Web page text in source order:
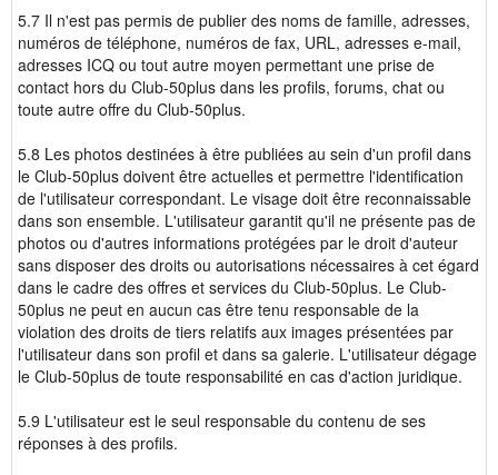
5.7 Il n'est pas permis de publier des noms de famille, adresses,
numéros de téléphone, numéros de fax, URL, adresses e-mail,
adresses ICQ ou tout autre moyen permettant une prise de
contact hors du Club-50plus dans les profils, forums, chat ou
toute autre offre du Club-50plus.
5.8 Les photos destinées à être publiées au sein d'un profil dans
le Club-50plus doivent être actuelles et permettre l'identification
de l'utilisateur correspondant. Le visage doit être reconnaissable
dans son ensemble. L'utilisateur garantit qu'il ne présente pas de
photos ou d'autres informations protégées par le droit d'auteur
sans disposer des droits ou autorisations nécessaires à cet égard
dans le cadre des offres et services du Club-50plus. Le Club-
50plus ne peut en aucun cas être tenu responsable de la
violation des droits de tiers relatifs aux images présentées par
l'utilisateur dans son profil et dans sa galerie. L'utilisateur dégage
le Club-50plus de toute responsabilité en cas d'action juridique.
5.9 L'utilisateur est le seul responsable du contenu de ses
réponses à des profils.